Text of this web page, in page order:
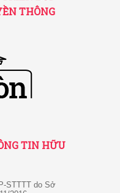
THÔNG
TIN HỮU
STTTT do Sở